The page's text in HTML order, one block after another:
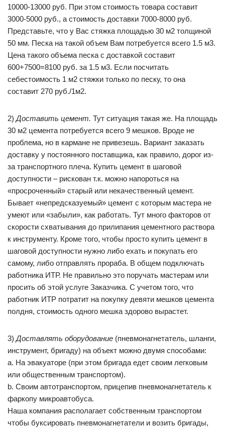
10000-13000 руб. При этом стоимость товара составит
3000-5000 руб., а стоимость доставки 7000-8000 руб.
Представьте, что у Вас стяжка площадью 30 м2 толщиной
50 мм. Песка на такой объем Вам потребуется всего 1.5 м3.
Цена такого объема песка с доставкой составит
600+7500=8100 руб. за 1.5 м3. Если посчитать
себестоимость 1 м2 стяжки только по песку, то она
составит 270 руб./1м2.
2) Доставить цемент. Тут ситуация такая же. На площадь
30 м2 цемента потребуется всего 9 мешков. Вроде не
проблема, но в кармане не привезешь. Вариант заказать
доставку у постоянного поставщика, как правило, дорог из-
за транспортного плеча. Купить цемент в шаговой
доступности – рискован т.к. можно напороться на
«просроченный» старый или некачественный цемент.
Бывает «непредсказуемый» цемент с которым мастера не
умеют или «забыли», как работать. Тут много факторов от
скорости схватывания до прилипания цементного раствора
к инструменту. Кроме того, чтобы просто купить цемент в
шаговой доступности нужно либо ехать и покупать его
самому, либо отправлять прораба. В общем подключать
работника ИТР. Не правильно это поручать мастерам или
просить об этой услуге Заказчика. С учетом того, что
работник ИТР потратит на покупку девяти мешков цемента
полдня, стоимость одного мешка здорово вырастет.
3) Доставлять оборудование (пневмонагнетатель, шланги,
инструмент, бригаду) на объект можно двумя способами:
a. На эвакуаторе (при этом бригада едет своим легковым
или общественным транспортом).
b. Своим автотранспортом, прицепив пневмонагнетатель к
фаркопу микроавтобуса.
Наша компания располагает собственным транспортом
чтобы буксировать пневмонагнетатели и возить бригады,